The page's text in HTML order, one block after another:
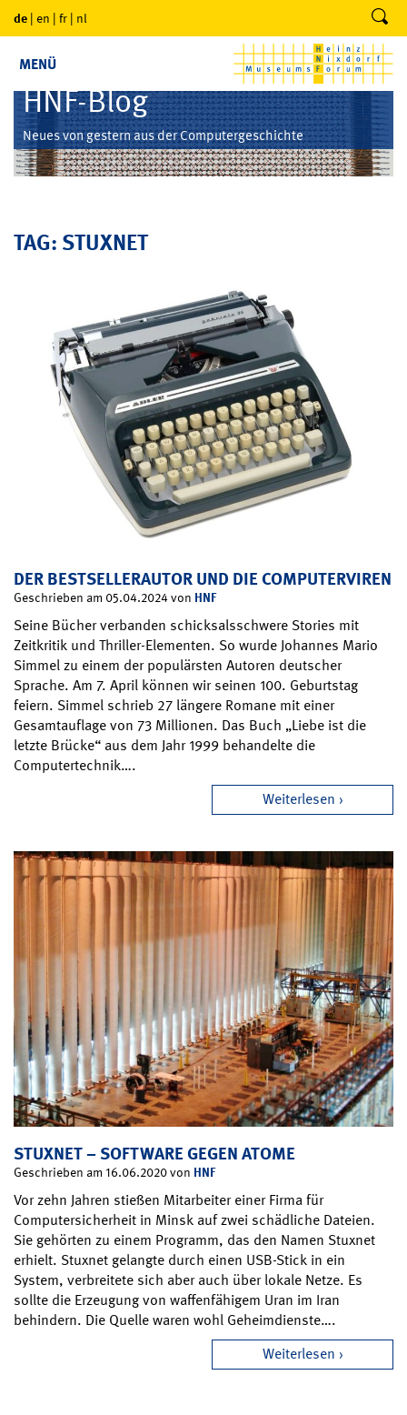
de | en | fr | nl
MENÜ
HNF-Blog
Neues von gestern aus der Computergeschichte
TAG: STUXNET
DER BESTSELLERAUTOR UND DIE COMPUTERVIREN
Geschrieben am 05.04.2024 von HNF
Seine Bücher verbanden schicksalsschwere Stories mit
Zeitkritik und Thriller-Elementen. So wurde Johannes Mario
Simmel zu einem der populärsten Autoren deutscher
Sprache. Am 7. April können wir seinen 100. Geburtstag
feiern. Simmel schrieb 27 längere Romane mit einer
Gesamtauflage von 73 Millionen. Das Buch „Liebe ist die
letzte Brücke“ aus dem Jahr 1999 behandelte die
Computertechnik….
Weiterlesen
STUXNET – SOFTWARE GEGEN ATOME
Geschrieben am 16.06.2020 von HNF
Vor zehn Jahren stießen Mitarbeiter einer Firma für
Computersicherheit in Minsk auf zwei schädliche Dateien.
Sie gehörten zu einem Programm, das den Namen Stuxnet
erhielt. Stuxnet gelangte durch einen USB-Stick in ein
System, verbreitete sich aber auch über lokale Netze. Es
sollte die Erzeugung von waffenfähigem Uran im Iran
behindern. Die Quelle waren wohl Geheimdienste….
Weiterlesen